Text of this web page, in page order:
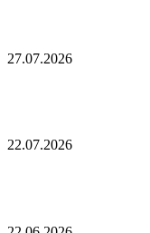
27.07.2026
22.07.2026